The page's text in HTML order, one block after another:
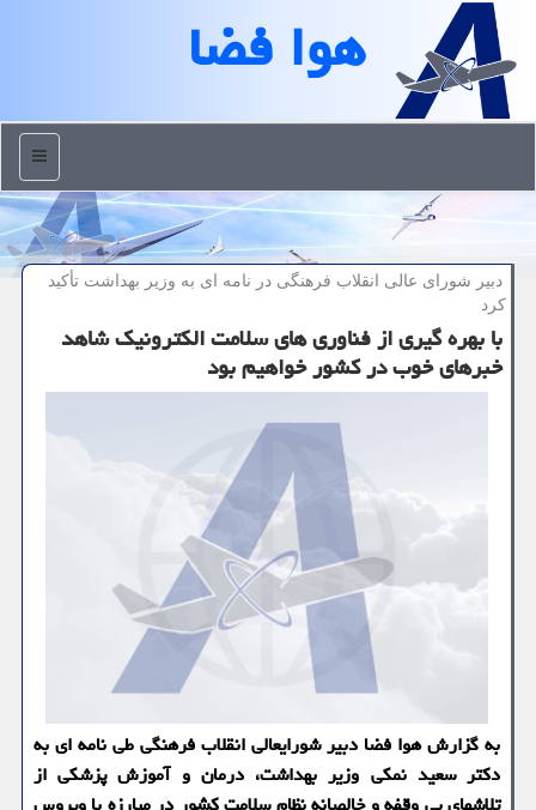
هوا فضا
منو
دبیر شورای عالی انقلاب فرهنگی در نامه ای به وزیر بهداشت تأكید
كرد
با بهره گیری از فناوری های سلامت الكترونیك شاهد
خبرهای خوب در كشور خواهیم بود
به گزارش هوا فضا دبیر شورایعالی انقلاب فرهنگی طی نامه ای به
دكتر سعید نمكی وزیر بهداشت، درمان و آموزش پزشكی از